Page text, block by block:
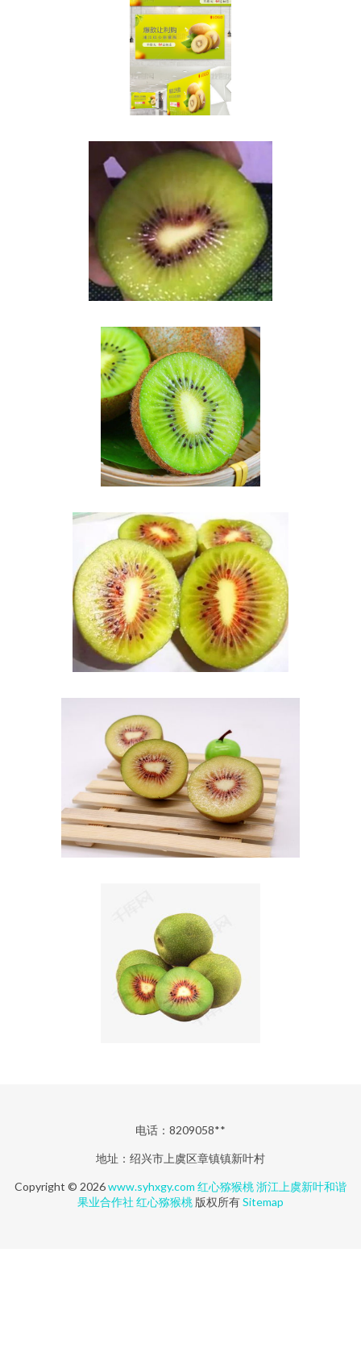
电话：8209058**
地址：绍兴市上虞区章镇镇新叶村
Copyright © 2026www.syhxgy.com 红心猕猴桃浙江上虞新叶和谐
果业合作社 红心猕猴桃 版权所有Sitemap